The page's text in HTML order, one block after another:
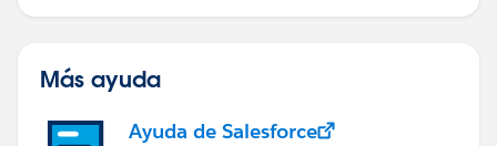
Más ayuda
Ayuda de Salesforce